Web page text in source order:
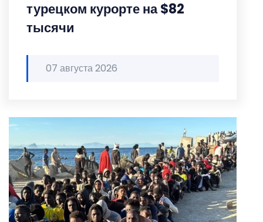
турецком курорте на $82
тысячи
07 августа 2026